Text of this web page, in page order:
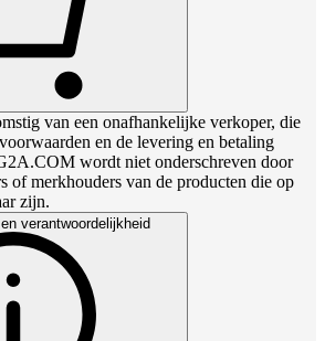
van een onafhankelijke verkoper, die
en de levering en betaling
wordt niet onderschreven door
of merkhouders van de producten die op
zijn.
verantwoordelijkheid